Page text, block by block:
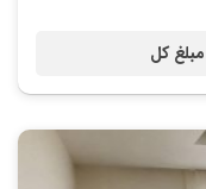
مبلغ کل